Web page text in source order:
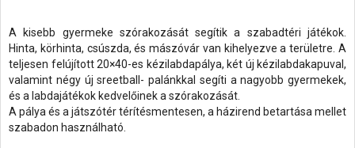
A kisebb gyermeke szórakozását segítik a szabadtéri játékok.
Hinta, körhinta, csúszda, és mászóvár van kihelyezve a területre. A
teljesen felújított 20×40-es kézilabdapálya, két új kézilabdakapuval,
valamint négy új sreetball- palánkkal segíti a nagyobb gyermekek,
és a labdajátékok kedvelőinek a szórakozását.
A pálya és a játszótér térítésmentesen, a házirend betartása mellet
szabadon használható.